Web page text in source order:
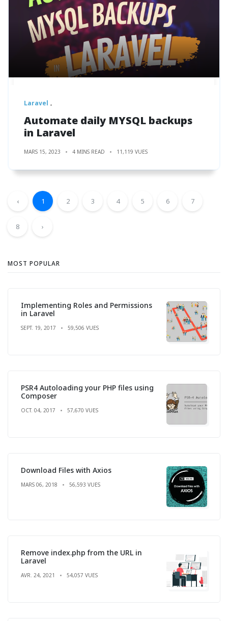
Laravel
Automate daily MYSQL backups
in Laravel
MARS 15, 2023 4 MINS READ 11,119 VUES
‹ 1 2 3 4 5 6 7
8 ›
MOST POPULAR
Implementing Roles and Permissions
in Laravel
SEPT. 19, 2017 59,506 VUES
PSR4 Autoloading your PHP files using
Composer
OCT. 04, 2017 57,670 VUES
Download Files with Axios
MARS 06, 2018 56,593 VUES
Remove index.php from the URL in
Laravel
AVR. 24, 2021 54,057 VUES